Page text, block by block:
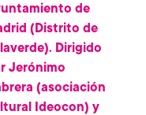
de
(Distrito de
Dirigido
Jerónimo
(asociación
Ideocon) y